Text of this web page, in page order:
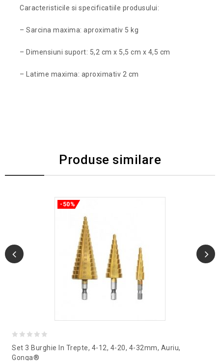
Caracteristicile si specificatiile produsului:
– Sarcina maxima: aproximativ 5 kg
– Dimensiuni suport: 5,2 cm x 5,5 cm x 4,5 cm
– Latime maxima: aproximativ 2 cm
Produse similare
-50%
out
Set 3 Burghie In Trepte, 4-12, 4-20, 4-32mm, Auriu,
Gonga®